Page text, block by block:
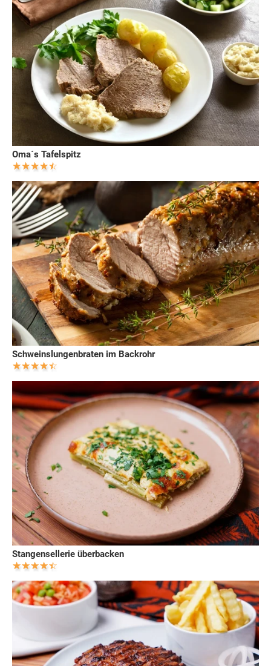
Oma´s Tafelspitz
Schweinslungenbraten im Backrohr
Stangensellerie überbacken